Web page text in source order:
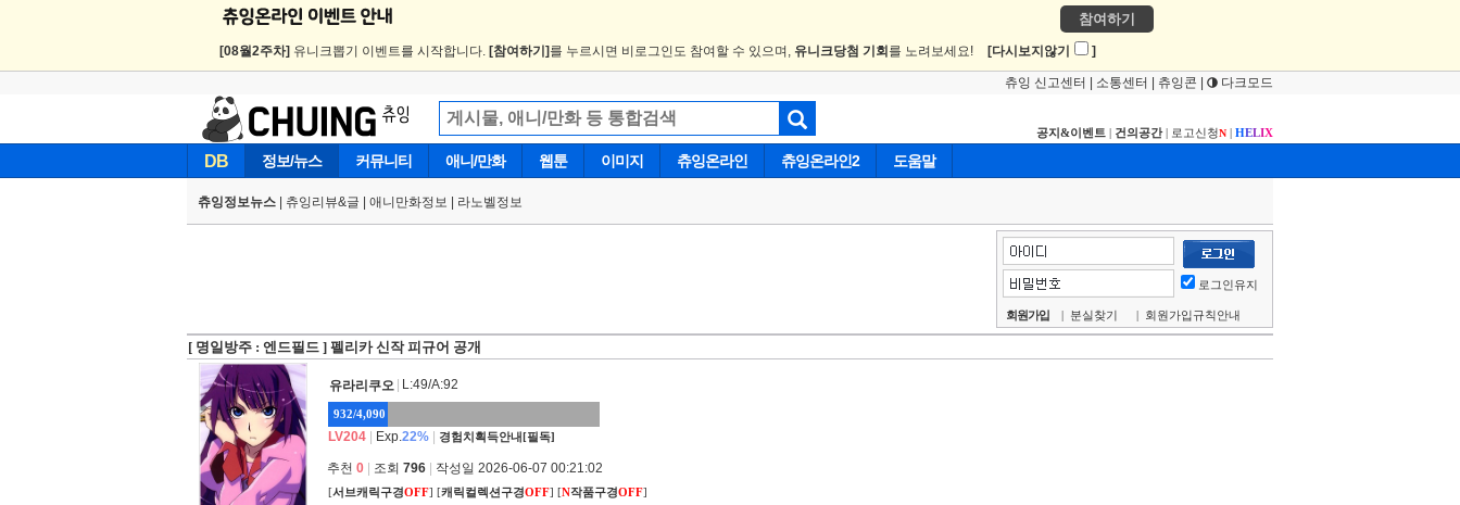
참여하기
[08월2주차] 유니크뽑기 이벤트를 시작합니다. [참여하기] 를 누르시면 비로그인도 참여할 수 있으며, 유니크당첨 기회 를 노려보세요! [다시보지않기 ]
츄잉 신고센터 소통센터 츄잉콘 다크모드
공지&이벤트 | 건의공간| 로고신청N | HELIX
DB 정보/뉴스 커뮤니티 애니/만화 웹툰 이미지 츄잉온라인 츄잉온라인2 도움말
츄잉정보뉴스 츄잉리뷰&글 애니만화정보 라노벨정보
로그인유지
회원가입 | 분실찾기 | 회원가입규칙안내
[ 명일방주 : 엔드필드 ] 펠리카 신작 피규어 공개
유라리쿠오 L:49/A:92
932/4,090
LV204 Exp.22% 경험치획득안내[필독]
추천 0 조회 796 작성일 2026-06-07 00:21:02
[서브캐릭구경OFF] [캐릭컬렉션구경OFF] [N작품구경OFF]